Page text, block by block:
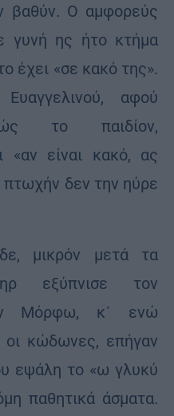
βαθύν. Ο αμφορεύς
γυνή ης ήτο κτήμα
έχει «σε κακό της».
αφού
το παιδίον,
«αν είναι κακό, ας
πτωχήν δεν την ηύρε
μικρόν μετά τα
εξύπνισε τον
Μόρφω, κ᾽ ενώ
οι κώδωνες, επήγαν
εψάλη το «ω γλυκύ
παθητικά άσματα.